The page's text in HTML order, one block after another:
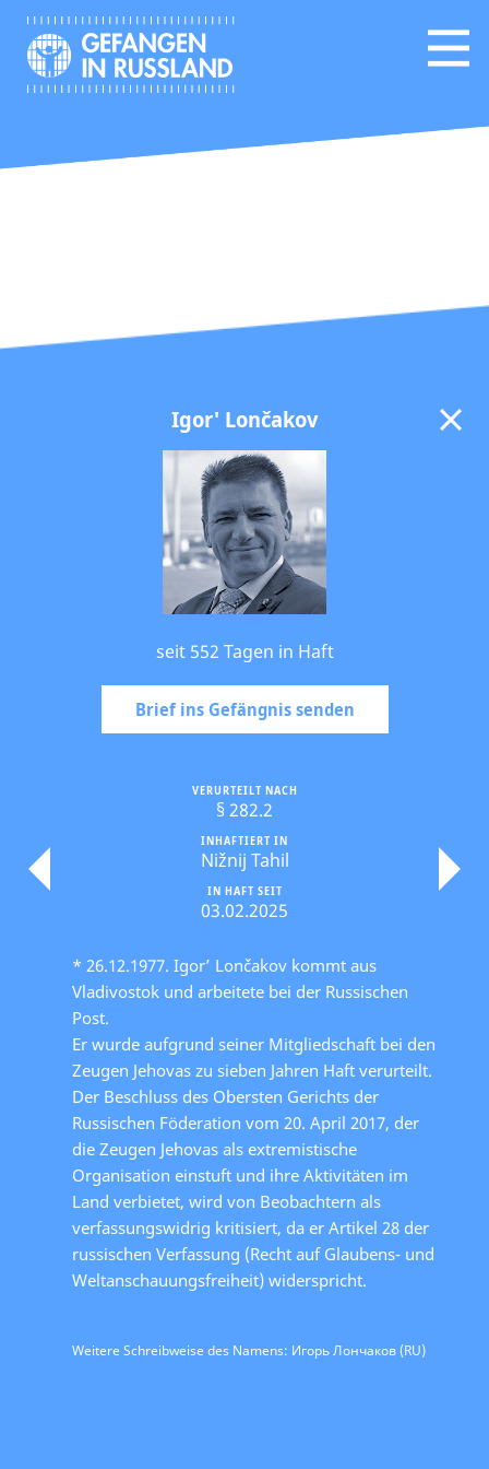
Igor' Lončakov
seit 552 Tagen in Haft
Brief ins Gefängnis senden
IN HAFT SEIT
03.02.2025
INHAFTIERT IN
Nižnij Tahil
VERURTEILT NACH
§ 282.2
* 26.12.1977. Igor’ Lončakov kommt aus
Vladivostok und arbeitete bei der Russischen
Post.
Er wurde aufgrund seiner Mitgliedschaft bei den
Zeugen Jehovas zu sieben Jahren Haft verurteilt.
Der Beschluss des Obersten Gerichts der
Russischen Föderation vom 20. April 2017, der
die Zeugen Jehovas als extremistische
Organisation einstuft und ihre Aktivitäten im
Land verbietet, wird von Beobachtern als
verfassungswidrig kritisiert, da er Artikel 28 der
russischen Verfassung (Recht auf Glaubens- und
Weltanschauungsfreiheit) widerspricht.
Weitere Schreibweise des Namens: Игорь Лончаков (RU)